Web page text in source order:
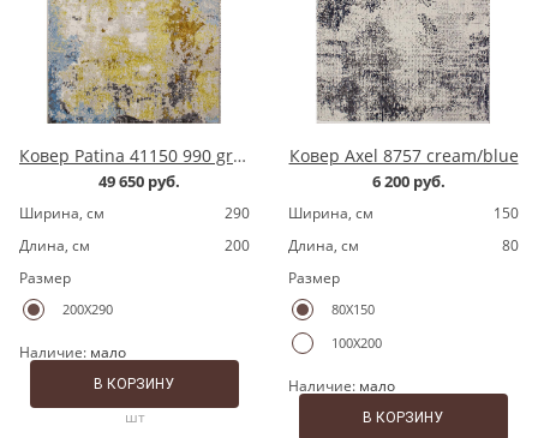
Ковер Patina 41150 990 grey
49 650 руб.
Ширина, cм
290
Длина, cм
200
Размер
200X290
Наличие: мало
шт
В КОРЗИНУ
Ковер Axel 8757 cream/blue
6 200 руб.
Ширина, cм
150
Длина, cм
80
Размер
80X150
100X200
Наличие: мало
В КОРЗИНУ